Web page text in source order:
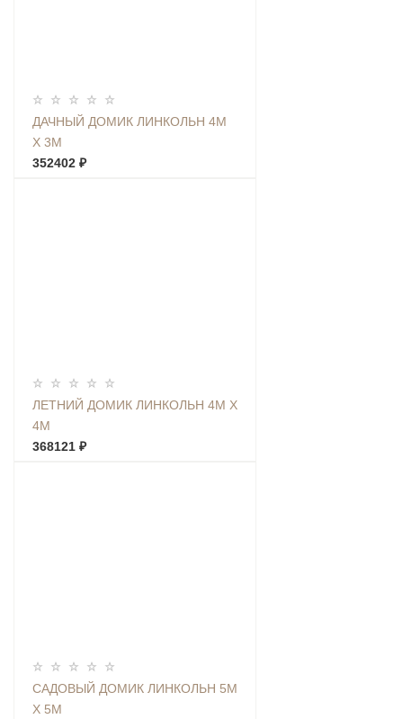
ДАЧНЫЙ ДОМИК ЛИНКОЛЬН 4М
Х 3М
352402 ₽
ЛЕТНИЙ ДОМИК ЛИНКОЛЬН 4М Х
4М
368121 ₽
САДОВЫЙ ДОМИК ЛИНКОЛЬН 5М
Х 5М